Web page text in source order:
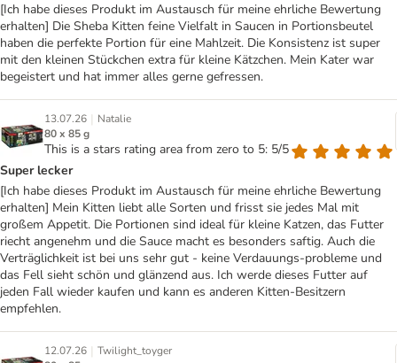
[Ich habe dieses Produkt im Austausch für meine ehrliche Bewertung
erhalten] Die Sheba Kitten feine Vielfalt in Saucen in Portionsbeutel
haben die perfekte Portion für eine Mahlzeit. Die Konsistenz ist super
mit den kleinen Stückchen extra für kleine Kätzchen. Mein Kater war
begeistert und hat immer alles gerne gefressen.
13.07.26 | Natalie
80 x 85 g
This is a stars rating area from zero to 5: 5/5
Super lecker
[Ich habe dieses Produkt im Austausch für meine ehrliche Bewertung
erhalten] Mein Kitten liebt alle Sorten und frisst sie jedes Mal mit
großem Appetit. Die Portionen sind ideal für kleine Katzen, das Futter
riecht angenehm und die Sauce macht es besonders saftig. Auch die
Verträglichkeit ist bei uns sehr gut - keine Verdauungs-probleme und
das Fell sieht schön und glänzend aus. Ich werde dieses Futter auf
jeden Fall wieder kaufen und kann es anderen Kitten-Besitzern
empfehlen.
12.07.26 | Twilight_toyger